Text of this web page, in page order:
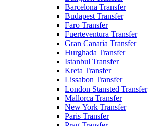
Barcelona Transfer
Budapest Transfer
Faro Transfer
Fuerteventura Transfer
Gran Canaria Transfer
Hurghada Transfer
Istanbul Transfer
Kreta Transfer
Lissabon Transfer
London Stansted Transfer
Mallorca Transfer
New York Transfer
Paris Transfer